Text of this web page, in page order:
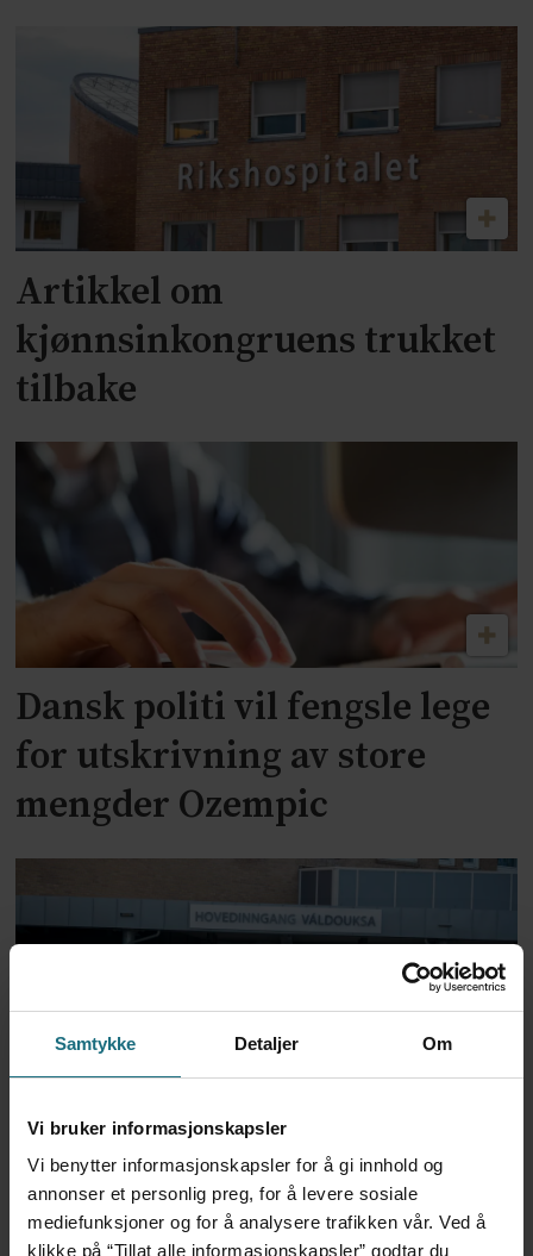
Samtykke Detaljer Om
Vi bruker informasjonskapsler
Vi benytter informasjonskapsler for å gi innhold og
annonser et personlig preg, for å levere sosiale
mediefunksjoner og for å analysere trafikken vår. Ved å
klikke på “Tillat alle informasjonskapsler” godtar du
Artikkel om
kjønnsinkongruens trukket
tilbake
Dansk politi vil fengsle lege
for utskrivning av store
mengder Ozempic
Feilmedisinert i 18 år – får
millionerstatning